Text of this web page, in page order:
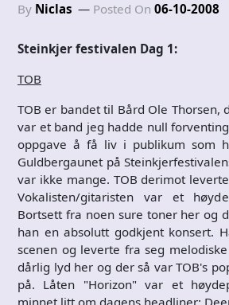
By Niclas Posted On 06-10-2008
Steinkjer festivalen Dag 1:
TOB
TOB er bandet til Bård Ole Thorsen,
var et band jeg hadde null
oppgave å få liv i publikum som
Guldbergaunet på
var ikke mange. TOB derimot
Vokalisten/gitaristen var et
Bortsett fra noen sure toner her og
han en absolutt godkjent konsert.
scenen og leverte fra seg
dårlig lyd her og der så var TOB's
på. Låten "Horizon" var et